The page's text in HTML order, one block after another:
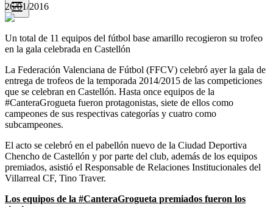
26/01/2016
Un total de 11 equipos del fútbol base amarillo recogieron su trofeo
en la gala celebrada en Castellón
La Federación Valenciana de Fútbol (FFCV) celebró ayer la gala de
entrega de trofeos de la temporada 2014/2015 de las competiciones
que se celebran en Castellón. Hasta once equipos de la
#CanteraGrogueta fueron protagonistas, siete de ellos como
campeones de sus respectivas categorías y cuatro como
subcampeones.
El acto se celebró en el pabellón nuevo de la Ciudad Deportiva
Chencho de Castellón y por parte del club, además de los equipos
premiados, asistió el Responsable de Relaciones Institucionales del
Villarreal CF, Tino Traver.
Los equipos de la #CanteraGrogueta premiados fueron los